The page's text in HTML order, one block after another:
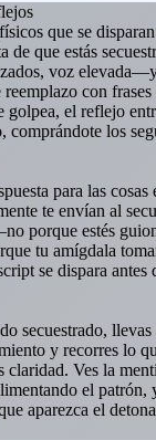
que se
de que estás
voz
con frases
golpea, el reflejo
comprándote los
para las cosas
te envían al
porque estés
tu amígdala
se dispara antes
secuestrado,
y recorres lo
claridad. Ves la
el patrón,
aparezca el